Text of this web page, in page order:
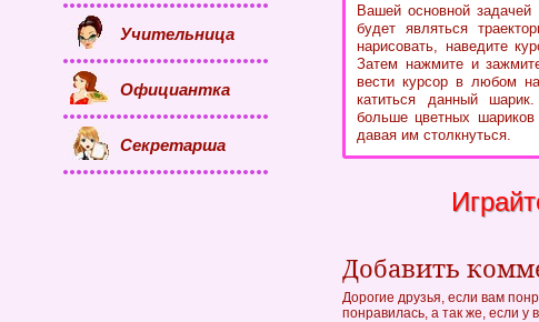
Вашей основной задачей
будет являться
нарисовать, наведите
Затем нажмите и
вести курсор в любом
катиться данный
больше цветных
давая им столкнуться.
Добавить
Дорогие друзья, если вам
понравилась, а так же, если у
Учительница
Официантка
Секретарша